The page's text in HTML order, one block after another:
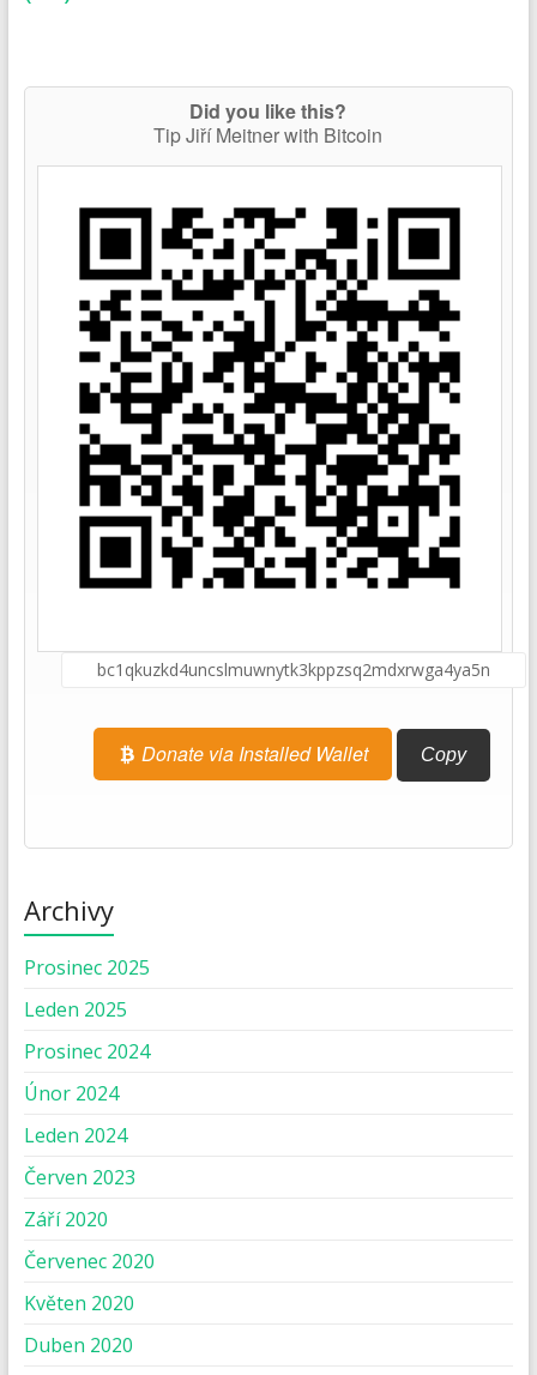
Did you like this?
Tip Jiří Meitner with Bitcoin
Donate via Installed Wallet Copy
Archivy
Prosinec 2025
Leden 2025
Prosinec 2024
Únor 2024
Leden 2024
Červen 2023
Září 2020
Červenec 2020
Květen 2020
Duben 2020